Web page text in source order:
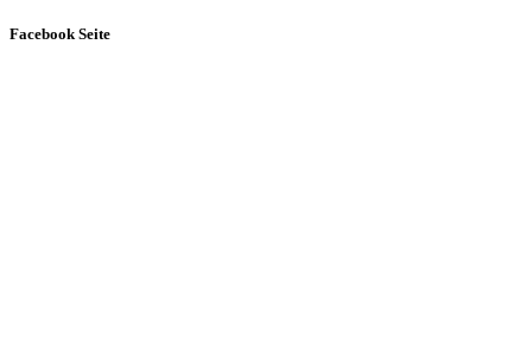
Facebook Seite